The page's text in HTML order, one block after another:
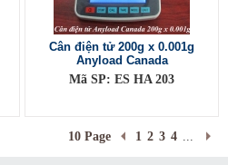
Cân điện tử 200g x 0.001g
Anyload Canada
Mã SP: ES HA 203
10 Page 1 2 3 4 ...